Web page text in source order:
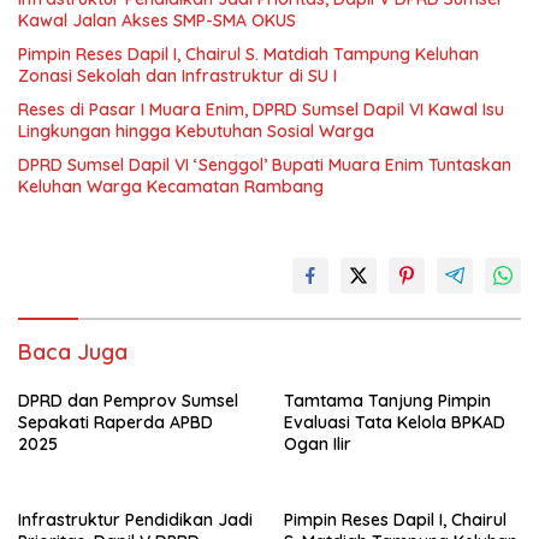
Kawal Jalan Akses SMP-SMA OKUS
Pimpin Reses Dapil I, Chairul S. Matdiah Tampung Keluhan
Zonasi Sekolah dan Infrastruktur di SU I
Reses di Pasar I Muara Enim, DPRD Sumsel Dapil VI Kawal Isu
Lingkungan hingga Kebutuhan Sosial Warga
DPRD Sumsel Dapil VI ‘Senggol’ Bupati Muara Enim Tuntaskan
Keluhan Warga Kecamatan Rambang
Baca Juga
DPRD dan Pemprov Sumsel
Sepakati Raperda APBD
2025
Tamtama Tanjung Pimpin
Evaluasi Tata Kelola BPKAD
Ogan Ilir
Infrastruktur Pendidikan Jadi
Pimpin Reses Dapil I, Chairul